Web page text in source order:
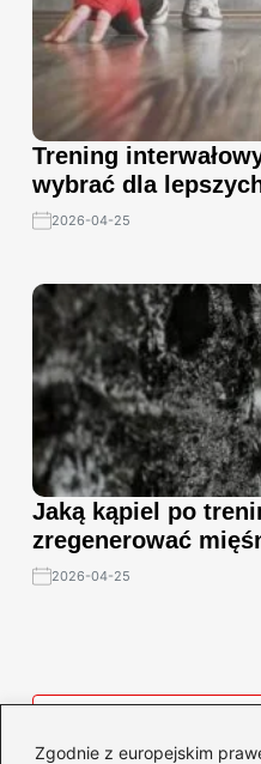
Zgodnie z europejskim
Trening
wybrać dla
2026-04-25
Jaką kąpiel po
zregenerować
2026-04-25